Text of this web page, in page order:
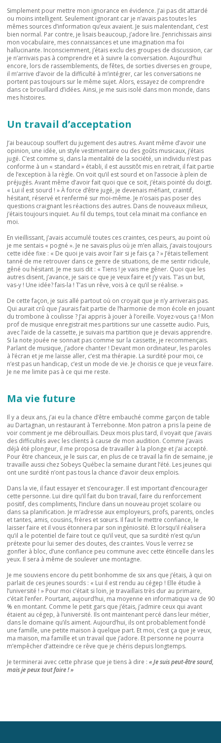
Simplement pour mettre mon ignorance en évidence. J’ai pas dit attardé
ou moins intelligent. Seulement ignorant car je n’avais pas toutes les
mêmes sources d’information qu’eux avaient. Je suis malentendant, c’est
bien normal. Par contre, je lisais beaucoup, j’adore lire. J’enrichissais ainsi
mon vocabulaire, mes connaissances et une imagination ma foi
hallucinante. Inconsciemment, j’étais exclu des groupes de discussion, car
je n’arrivais pas à comprendre et à suivre la conversation. Aujourd’hui
encore, lors de rassemblements, de fêtes, de sorties diverses en groupe,
il m’arrive d’avoir de la difficulté à m’intégrer, car les conversations ne
portent pas toujours sur le même sujet. Alors, essayez de comprendre
dans ce brouillard d’idées. Ainsi, je me suis isolé dans mon monde, dans
mes histoires.
Un travail d’acceptation
J’ai beaucoup souffert du jugement des autres. Avant même d’avoir une
opinion, une idée, un style vestimentaire ou des goûts musicaux, j’étais
jugé. C’est comme si, dans la mentalité de la société, un individu n’est pas
conforme à un « standard » établi, il est aussitôt mis en retrait, il fait partie
de l’exception à la règle. On voit qu’il est sourd et on l’associe à plein de
préjugés. Avant même d’avoir fait quoi que ce soit, j’étais pointé du doigt.
« Lui il est sourd ! » À force d’être jugé, je devenais méfiant, craintif,
hésitant, réservé et renfermé sur moi-même. Je n’osais pas poser des
questions craignant les réactions des autres. Dans de nouveaux milieux,
j’étais toujours inquiet. Au fil du temps, tout cela minait ma confiance en
moi.
En vieillissant, j’avais accumulé toutes ces craintes, ces peurs, au point où
je me sentais « pogné ». Je ne savais plus où je m’en allais, j’avais toujours
cette idée fixe : « De quoi je vais avoir l’air si je fais ça ? » J’étais tellement
tanné de me retrouver dans ce genre de situations, de me sentir ridicule,
gêné ou hésitant. Je me suis dit : « Tiens ! je vais me gêner. Quoi que les
autres disent, j’avance, je sais ce que je veux faire et j’y vais. T’as un but,
vas-y ! Une idée? fais-la ! T’as un rêve, vois à ce qu’il se réalise. »
De cette façon, je suis allé partout où on croyait que je n’y arriverais pas.
Qui aurait crû que j’aurais fait partie de l’harmonie de mon école en jouant
du trombone à coulisse ? J’ai appris à jouer à l’oreille. Voyez-vous ça ! Mon
prof de musique enregistrait mes partitions sur une cassette audio. Puis,
avec l’aide de la cassette, je suivais ma partition que je devais apprendre.
Si la note jouée ne sonnait pas comme sur la cassette, je recommençais.
Parlant de musique, j’adore chanter ! Devant mon ordinateur, les paroles
à l’écran et je me laisse aller, c’est ma thérapie. La surdité pour moi, ce
n’est pas un handicap, c’est un mode de vie. Je choisis ce que je veux faire.
Je ne me limite pas à ce qui me reste.
Ma vie future
Il y a deux ans, j’ai eu la chance d’être embauché comme garçon de table
au Dartagnan, un restaurant à Terrebonne. Mon patron a pris la peine de
voir comment je me débrouillais. Deux mois plus tard, il voyait que j’avais
des difficultés avec les clients à cause de mon audition. Comme j’avais
déjà été plongeur, il me proposa de travailler à la plonge et j’ai accepté.
Pour être chanceux, je le suis car, en plus de ce travail la fin de semaine, je
travaille aussi chez Sobeys Québec la semaine durant l’été. Les jeunes qui
ont une surdité n’ont pas tous la chance d’avoir deux emplois.
Dans la vie, il faut essayer et s’encourager. Il est important d’encourager
cette personne. Lui dire qu’il fait du bon travail, faire du renforcement
positif, des compliments, l’inclure dans un nouveau projet scolaire ou
dans sa planification. Je m’adresse aux employeurs, profs, parents, oncles
et tantes, amis, cousins, frères et sœurs. Il faut le mettre confiance, le
laisser faire et il vous étonnera par son ingéniosité. Et lorsqu’il réalisera
qu’il a le potentiel de faire tout ce qu’il veut, que sa surdité n’est qu’un
prétexte pour lui semer des doutes, des craintes. Vous le verrez se
gonfler à bloc, d’une confiance peu commune avec cette étincelle dans les
yeux. Il sera à même de soulever une montagne.
Je me souviens encore du petit bonhomme de six ans que j’étais, à qui on
parlait de ces jeunes sourds : « Lui il est rendu au cégep ! Elle étudie à
l’université ! » Pour moi c’était si loin, je travaillais très dur au primaire,
c’était l’enfer. Pourtant, aujourd’hui, ma moyenne en informatique va de 90
% en montant. Comme le petit gars que j’étais, j’admire ceux qui avant
étaient au cégep, à l’université. Ils ont maintenant percé dans leur métier,
dans le domaine qu’ils aiment. Aujourd’hui, ils ont probablement fondé
une famille, une petite maison à quelque part. Et moi, c’est ça que je veux,
ma maison, ma famille et un travail que j’adore. Et personne ne pourra
m’empêcher d’atteindre ce rêve que je chéris depuis longtemps.
Je terminerai avec cette phrase que je tiens à dire : « Je suis peut-être sourd,
mais je peux tout faire ! »